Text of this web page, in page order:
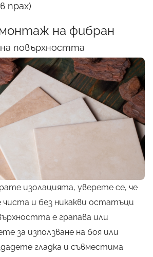
прах)
на фибран
повърхността
изолацията, уверете се, че
и без никакви остатъци
е грапава или
за използване на боя или
гладка и съвместима